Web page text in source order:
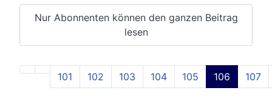
Nur Abonnenten können den ganzen Beitrag
lesen
Seite 106 von 129
101 102 103 104 105 106 107